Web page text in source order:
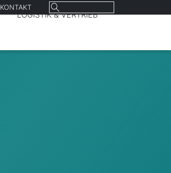
LOGISTIK & VERTRIEB
KONTAKT
Suchen
nach: